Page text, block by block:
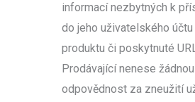
informací nezbytných k
do jeho uživatelského
produktu či poskytnuté
Prodávající nenese žádnou
odpovědnost za zneužití